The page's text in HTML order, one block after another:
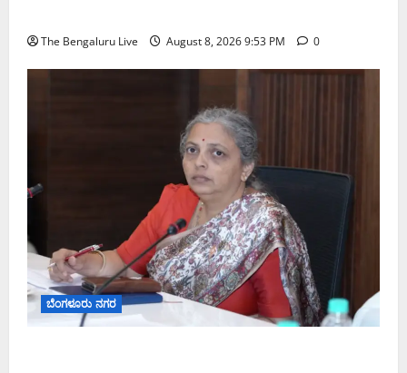
The Bengaluru Live August 8, 2026 9:53 PM 0
ಬೆಂಗಳೂರು ನಗರ